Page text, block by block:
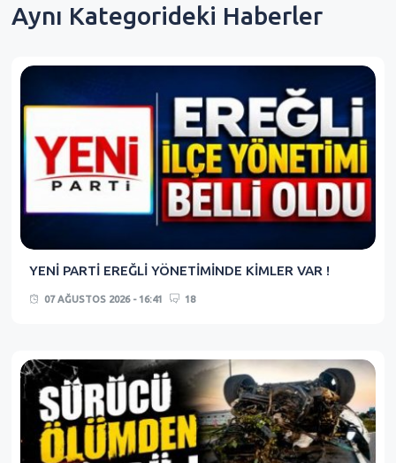
Aynı Kategorideki Haberler
YENİ PARTİ EREĞLİ YÖNETİMİNDE KİMLER VAR !
07 AĞUSTOS 2026 - 16:41 18